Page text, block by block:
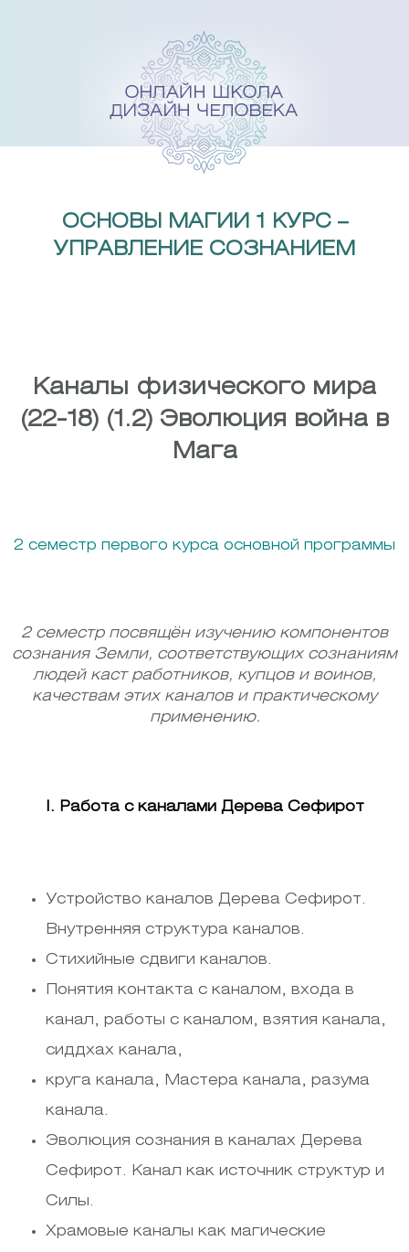
ОСНОВЫ МАГИИ 1 КУРС –
УПРАВЛЕНИЕ СОЗНАНИЕМ
Каналы физического мира
(22-18) (1.2) Эволюция война в
Мага
2 семестр первого курса основной программы
2 семестр посвящён изучению компонентов
сознания Земли, соответствующих сознаниям
людей каст работников, купцов и воинов,
качествам этих каналов и практическому
применению.
I. Работа с каналами Дерева Сефирот
Устройство каналов Дерева Сефирот.
Внутренняя структура каналов.
Стихийные сдвиги каналов.
Понятия контакта с каналом, входа в
канал, работы с каналом, взятия канала,
сиддхах канала,
круга канала, Мастера канала, разума
канала.
Эволюция сознания в каналах Дерева
Сефирот. Канал как источник структур и
Силы.
Храмовые каналы как магические